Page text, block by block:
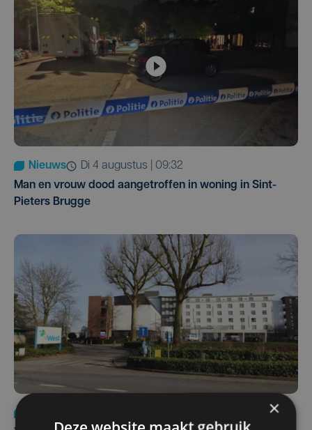
Nieuws
di 4 augustus | 09:32
Man en vrouw dood aangetroffen in woning in Sint-
Pieters Brugge
×